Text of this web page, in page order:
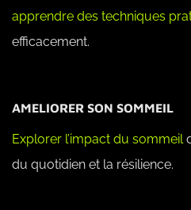
apprendre des techniques
efficacement.
AMELIORER SON SOMMEIL
Explorer l’impact du sommeil
du quotidien et la résilience.